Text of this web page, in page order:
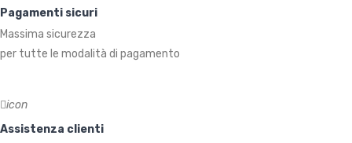
Pagamenti sicuri
Massima sicurezza
per tutte le modalità di pagamento
icon
Assistenza clienti